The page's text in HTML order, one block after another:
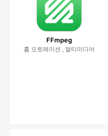
FFmpeg
홈 오토메이션 , 멀티미디어